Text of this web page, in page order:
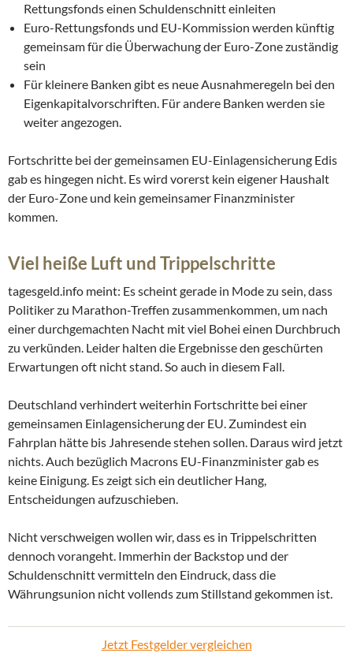
Rettungsfonds einen Schuldenschnitt einleiten
Euro-Rettungsfonds und EU-Kommission werden künftig
gemeinsam für die Überwachung der Euro-Zone zuständig
sein
Für kleinere Banken gibt es neue Ausnahmeregeln bei den
Eigenkapitalvorschriften. Für andere Banken werden sie
weiter angezogen.
Fortschritte bei der gemeinsamen EU-Einlagensicherung Edis
gab es hingegen nicht. Es wird vorerst kein eigener Haushalt
der Euro-Zone und kein gemeinsamer Finanzminister
kommen.
Viel heiße Luft und Trippelschritte
tagesgeld.info meint: Es scheint gerade in Mode zu sein, dass
Politiker zu Marathon-Treffen zusammenkommen, um nach
einer durchgemachten Nacht mit viel Bohei einen Durchbruch
zu verkünden. Leider halten die Ergebnisse den geschürten
Erwartungen oft nicht stand. So auch in diesem Fall.
Deutschland verhindert weiterhin Fortschritte bei einer
gemeinsamen Einlagensicherung der EU. Zumindest ein
Fahrplan hätte bis Jahresende stehen sollen. Daraus wird jetzt
nichts. Auch bezüglich Macrons EU-Finanzminister gab es
keine Einigung. Es zeigt sich ein deutlicher Hang,
Entscheidungen aufzuschieben.
Nicht verschweigen wollen wir, dass es in Trippelschritten
dennoch vorangeht. Immerhin der Backstop und der
Schuldenschnitt vermitteln den Eindruck, dass die
Währungsunion nicht vollends zum Stillstand gekommen ist.
Jetzt Festgelder vergleichen